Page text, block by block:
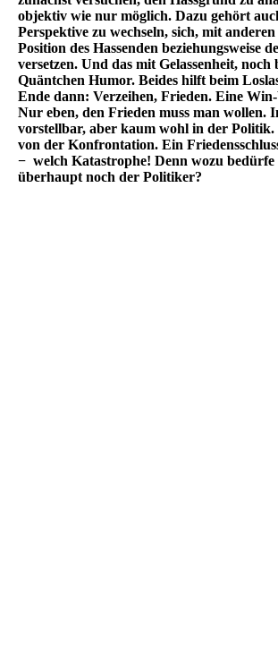
objektiv wie nur möglich. Dazu gehört
Perspektive zu wechseln, sich, mit
Position des Hassenden beziehungsweise
versetzen. Und das mit Gelassenheit, noch
Quäntchen Humor. Beides hilft beim
Ende dann: Verzeihen, Frieden. Eine
Nur eben, den Frieden muss man wollen.
vorstellbar, aber kaum wohl in der Politik.
von der Konfrontation. Ein
− welch Katastrophe! Denn wozu bedürfe
überhaupt noch der Politiker?